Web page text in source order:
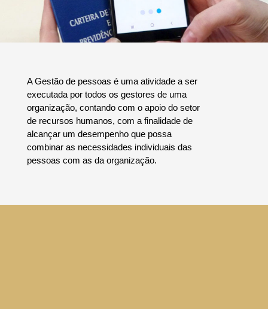
A Gestão de pessoas é uma atividade a ser
executada por todos os gestores de uma
organização, contando com o apoio do setor
de recursos humanos, com a finalidade de
alcançar um desempenho que possa
combinar as necessidades individuais das
pessoas com as da organização.